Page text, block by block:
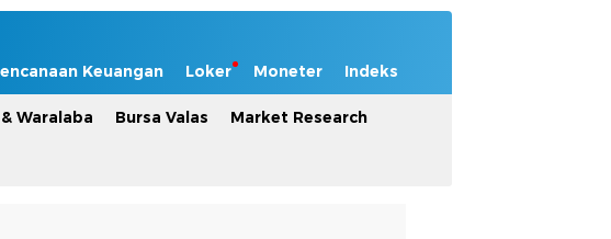
Keuangan Loker Moneter Indeks
Waralaba Bursa Valas Market Research